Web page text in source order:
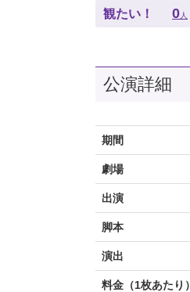
観たい！ 0 人
公演詳細
期間
劇場
出演
脚本
演出
料金（1枚あたり）